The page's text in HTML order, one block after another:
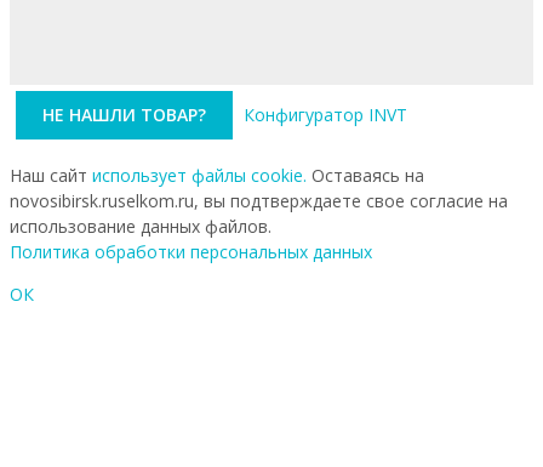
НЕ НАШЛИ ТОВАР? Конфигуратор INVT
Наш сайт использует файлы cookie. Оставаясь на
novosibirsk.ruselkom.ru, вы подтверждаете свое согласие на
использование данных файлов.
Политика обработки персональных данных
ОК